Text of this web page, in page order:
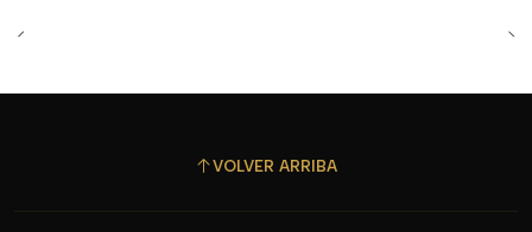
VOLVER ARRIBA